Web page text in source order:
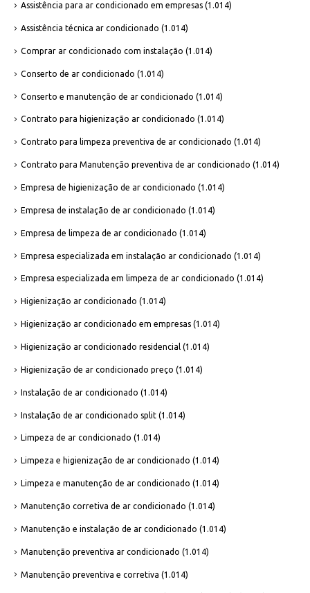
Assistência para ar condicionado em empresas (1.014)
Assistência técnica ar condicionado (1.014)
Comprar ar condicionado com instalação (1.014)
Conserto de ar condicionado (1.014)
Conserto e manutenção de ar condicionado (1.014)
Contrato para higienização ar condicionado (1.014)
Contrato para limpeza preventiva de ar condicionado (1.014)
Contrato para Manutenção preventiva de ar condicionado (1.014)
Empresa de higienização de ar condicionado (1.014)
Empresa de instalação de ar condicionado (1.014)
Empresa de limpeza de ar condicionado (1.014)
Empresa especializada em instalação ar condicionado (1.014)
Empresa especializada em limpeza de ar condicionado (1.014)
Higienização ar condicionado (1.014)
Higienização ar condicionado em empresas (1.014)
Higienização ar condicionado residencial (1.014)
Higienização de ar condicionado preço (1.014)
Instalação de ar condicionado (1.014)
Instalação de ar condicionado split (1.014)
Limpeza de ar condicionado (1.014)
Limpeza e higienização de ar condicionado (1.014)
Limpeza e manutenção de ar condicionado (1.014)
Manutenção corretiva de ar condicionado (1.014)
Manutenção e instalação de ar condicionado (1.014)
Manutenção preventiva ar condicionado (1.014)
Manutenção preventiva e corretiva (1.014)